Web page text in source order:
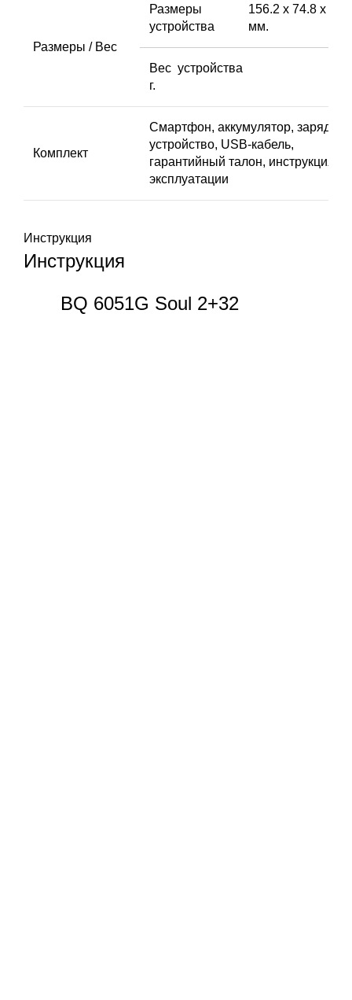
Размеры / Вес
Размеры
устройства
156.2 х 74.8 х 9.8
мм.
Вес устройства 177
г.
Комплект
Смартфон, аккумулятор, зарядное
устройство, USВ-кабель,
гарантийный талон, инструкция по
эксплуатации
Инструкция
Инструкция
BQ 6051G Soul 2+32